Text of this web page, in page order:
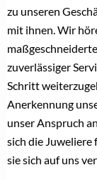
zu unseren
mit ihnen. Wir
zuverlässiger
Schritt
Anerkennung
unser Anspruch
sich die Juweliere
sie sich auf uns